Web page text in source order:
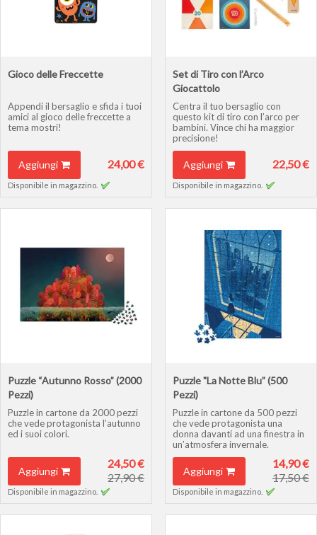
Gioco delle Freccette
Appendi il bersaglio e sfida i tuoi
amici al gioco delle freccette a
tema mostri!
Aggiungi 24,00 €
Disponibile in magazzino.
Set di Tiro con l’Arco
Giocattolo
Centra il tuo bersaglio con
questo kit di tiro con l’arco per
bambini. Vince chi ha maggior
precisione!
Aggiungi 22,50 €
Disponibile in magazzino.
Puzzle “Autunno Rosso” (2000
Pezzi)
Puzzle in cartone da 2000 pezzi
che vede protagonista l’autunno
ed i suoi colori.
Aggiungi
24,50 €
27,90 €
Disponibile in magazzino.
Puzzle "La Notte Blu” (500
Pezzi)
Puzzle in cartone da 500 pezzi
che vede protagonista una
donna davanti ad una finestra in
un’atmosfera invernale.
Aggiungi
14,90 €
17,50 €
Disponibile in magazzino.